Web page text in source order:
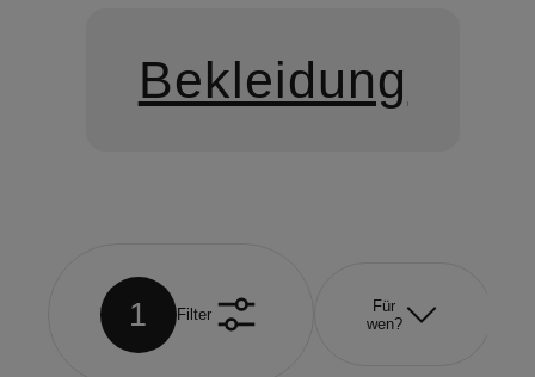
Bekleidung
1 Filter
Für
wen?